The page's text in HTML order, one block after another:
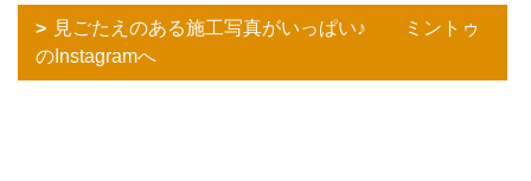
見ごたえのある施工写真がいっぱい♪ ミントゥ
のInstagramへ